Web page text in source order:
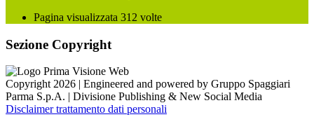
Pagina visualizzata 312 volte
Sezione Copyright
Copyright 2026 | Engineered and powered by Gruppo Spaggiari
Parma S.p.A. | Divisione Publishing & New Social Media
Disclaimer trattamento dati personali